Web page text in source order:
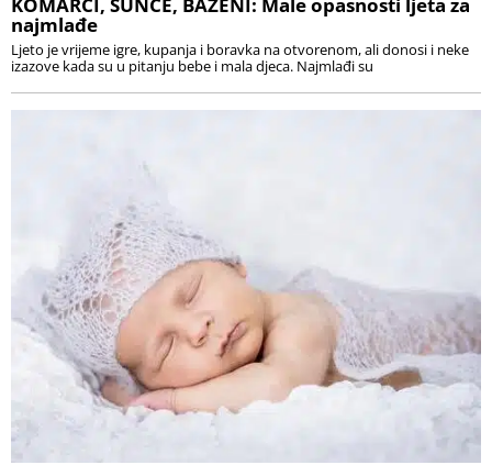
KOMARCI, SUNCE, BAZENI: Male opasnosti ljeta za
najmlađe
Ljeto je vrijeme igre, kupanja i boravka na otvorenom, ali donosi i neke
izazove kada su u pitanju bebe i mala djeca. Najmlađi su